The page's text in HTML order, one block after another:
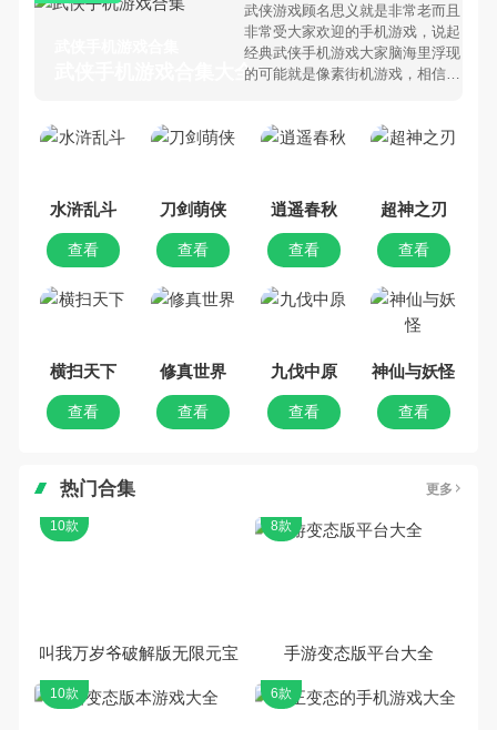
武侠手机游戏合集大全 >
武侠游戏顾名思义就是非常老而且
非常受大家欢迎的手机游戏，说起
经典武侠手机游戏大家脑海里浮现
的可能就是像素街机游戏，相信很
侠手机游戏有哪些呢？游戏今天，
集，欢迎大家前来选择下载体验
水浒乱斗
查看
刀剑萌侠
查看
逍遥春秋
查看
超神之刃
查看
横扫天下
查看
修真世界
查看
九伐中原
查看
神仙与妖怪
查看
热门合集 更多
叫我万岁爷破解版无限元宝
10款
手游变态版平台大全
8款
10款 6款